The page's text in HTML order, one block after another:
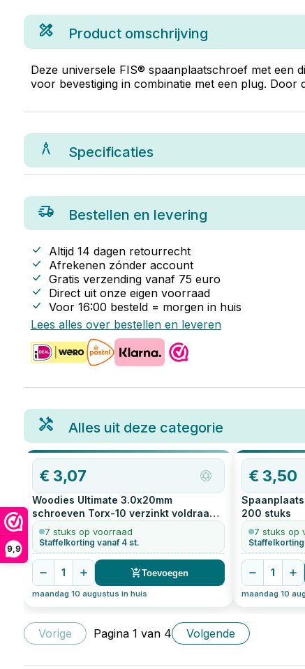
9,9
Product omschrijving
Deze universele FIS® spaanplaatschroef met een
voor bevestiging in combinatie met een plug.
Specificaties
Bestellen en levering
Altijd 14 dagen retourrecht
Afrekenen zónder account
Gratis verzending vanaf 75 euro
Direct uit onze eigen voorraad
Voor 16:00 besteld = morgen in huis
Lees alles over bestellen en leveren
Alles uit deze categorie
€ 3,07
Woodies Ultimate 3.0x20mm
schroeven Torx-10 verzinkt voldraad
200
stuks
7 stuks op voorraad
Staffelkorting vanaf 4 st.
1 Toevoegen
maandag 10 augustus in huis
€ 3,50
200 stuks
7 stuks op
1
maandag 10
Vorige Pagina 1 van 4 Volgende